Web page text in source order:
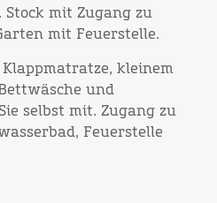
Stock mit Zugang zu
mit Feuerstelle.
kleinem
und
selbst mit. Zugang zu
Feuerstelle